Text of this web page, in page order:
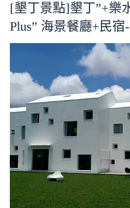
[墾丁景點]墾丁”+樂
Plus” 海景餐廳+民